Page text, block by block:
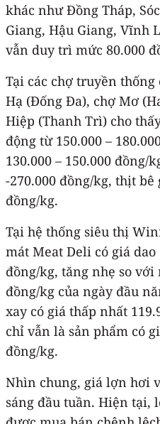
khác như Đồng Tháp,
Giang, Hậu Giang, Vĩnh
vẫn duy trì mức 80.000
Tại các chợ truyền
Hạ (Đống Đa), chợ Mơ
Hiệp (Thanh Trì) cho
động từ 150.000 –
130.000 – 150.000 đồng/
-270.000 đồng/kg, thịt bê
đồng/kg.
Tại hệ thống siêu thị
mát Meat Deli có giá dao
đồng/kg, tăng nhẹ so với
đồng/kg của ngày đầu
xay có giá thấp nhất
chỉ vẫn là sản phẩm có
đồng/kg.
Nhìn chung, giá lợn hơi
sáng đầu tuần. Hiện tại,